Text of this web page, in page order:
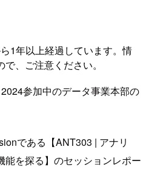
1年以上経過しています。情
、ご注意ください。
参加中のデータ事業本部の
である【ANT303 | アナリ
能を探る】のセッションレポー